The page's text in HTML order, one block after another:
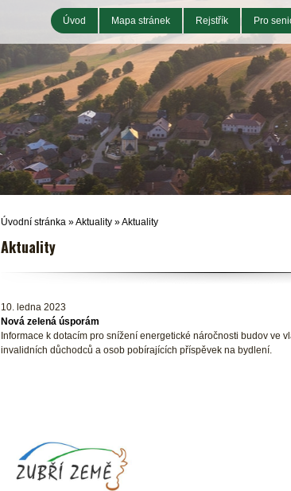
Úvod Mapa stránek Rejstřík Pro
Úvodní stránka »Aktuality »Aktuality
Aktuality
10. ledna 2023
Nová zelená úsporám
Informace k dotacím pro snížení energetické náročnosti budov ve
invalidních důchodců a osob pobírajících příspěvek na bydlení.